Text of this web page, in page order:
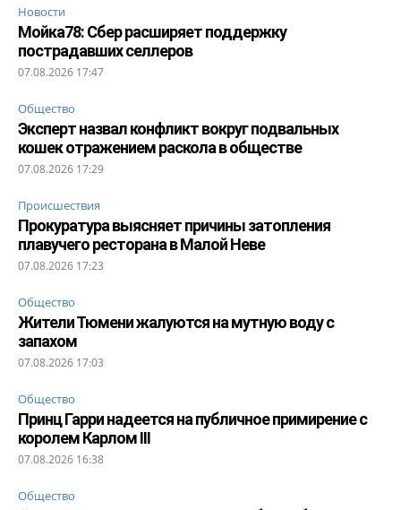
Новости
Мойка78: Сбер расширяет поддержку
пострадавших селлеров
07.08.2026 17:47
Общество
Эксперт назвал конфликт вокруг подвальных
кошек отражением раскола в обществе
07.08.2026 17:29
Происшествия
Прокуратура выясняет причины затопления
плавучего ресторана в Малой Неве
07.08.2026 17:23
Общество
Жители Тюмени жалуются на мутную воду с
запахом
07.08.2026 17:03
Общество
Принц Гарри надеется на публичное примирение с
королем Карлом III
07.08.2026 16:38
Общество